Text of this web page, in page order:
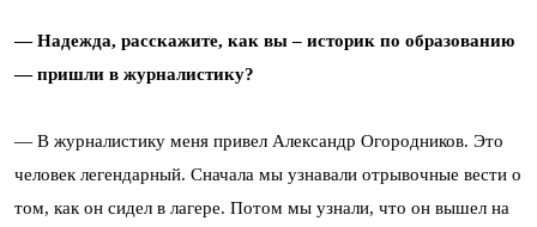
— Надежда, расскажите, как вы – историк по образованию
— пришли в журналистику?
— В журналистику меня привел Александр Огородников. Это
человек легендарный. Сначала мы узнавали отрывочные вести о
том, как он сидел в лагере. Потом мы узнали, что он вышел на